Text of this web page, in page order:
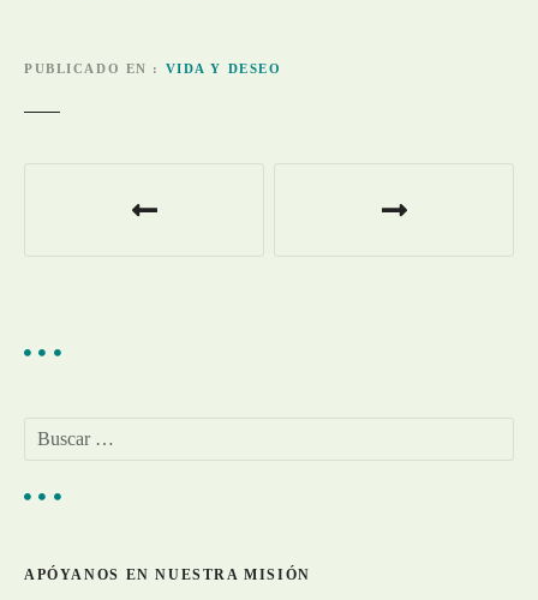
PUBLICADO EN VIDA Y DESEO
a
ó
c
:APÓYANOS EN NUESTRA MISIÓN